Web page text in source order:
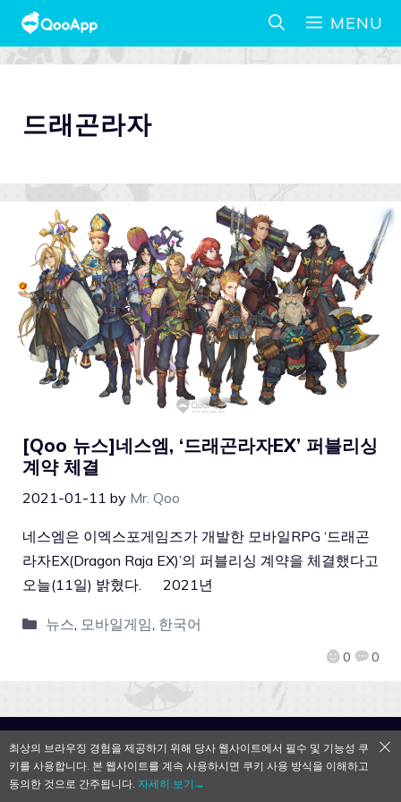
MENU
드래곤라자
[Qoo 뉴스]네스엠, ‘드래곤라자EX’ 퍼블리싱
계약 체결
2021-01-11 by Mr. Qoo
0 0
네스엠은 이엑스포게임즈가 개발한 모바일RPG ‘드래곤
라자EX(Dragon Raja EX)’의 퍼블리싱 계약을 체결했다고
오늘(11일) 밝혔다. 2021년
뉴스, 모바일게임, 한국어
QooApp Limited © 2026
최상의 브라우징 경험을 제공하기 위해 당사 웹사이트에서 필수 및 기능성 쿠
키를 사용합니다. 본 웹사이트를 계속 사용하시면 쿠키 사용 방식을 이해하고
동의한 것으로 간주됩니다. 자세히 보기→